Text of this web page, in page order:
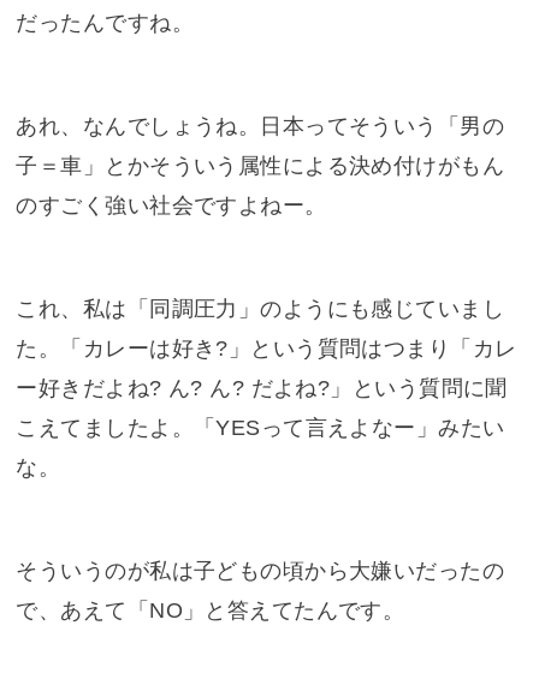
だったんですね。
あれ、なんでしょうね。日本ってそういう「男の
子＝車」とかそういう属性による決め付けがもん
のすごく強い社会ですよねー。
これ、私は「同調圧力」のようにも感じていまし
た。「カレーは好き?」という質問はつまり「カレ
ー好きだよね? ん? ん? だよね?」という質問に聞
こえてましたよ。「YESって言えよなー」みたい
な。
そういうのが私は子どもの頃から大嫌いだったの
で、あえて「NO」と答えてたんです。